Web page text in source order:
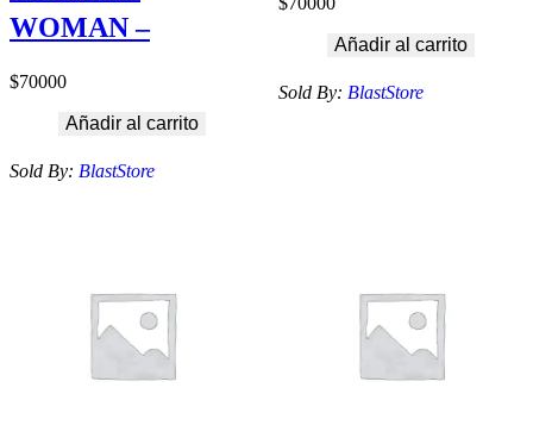
WOMAN –
$70000
Añadir al carrito
Sold By: BlastStore
Añadir al carrito
Sold By: BlastStore